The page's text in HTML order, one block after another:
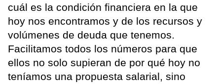
cuál es la condición financiera en la que
hoy nos encontramos y de los recursos y
volúmenes de deuda que tenemos.
Facilitamos todos los números para que
ellos no solo supieran de por qué hoy no
teníamos una propuesta salarial, sino